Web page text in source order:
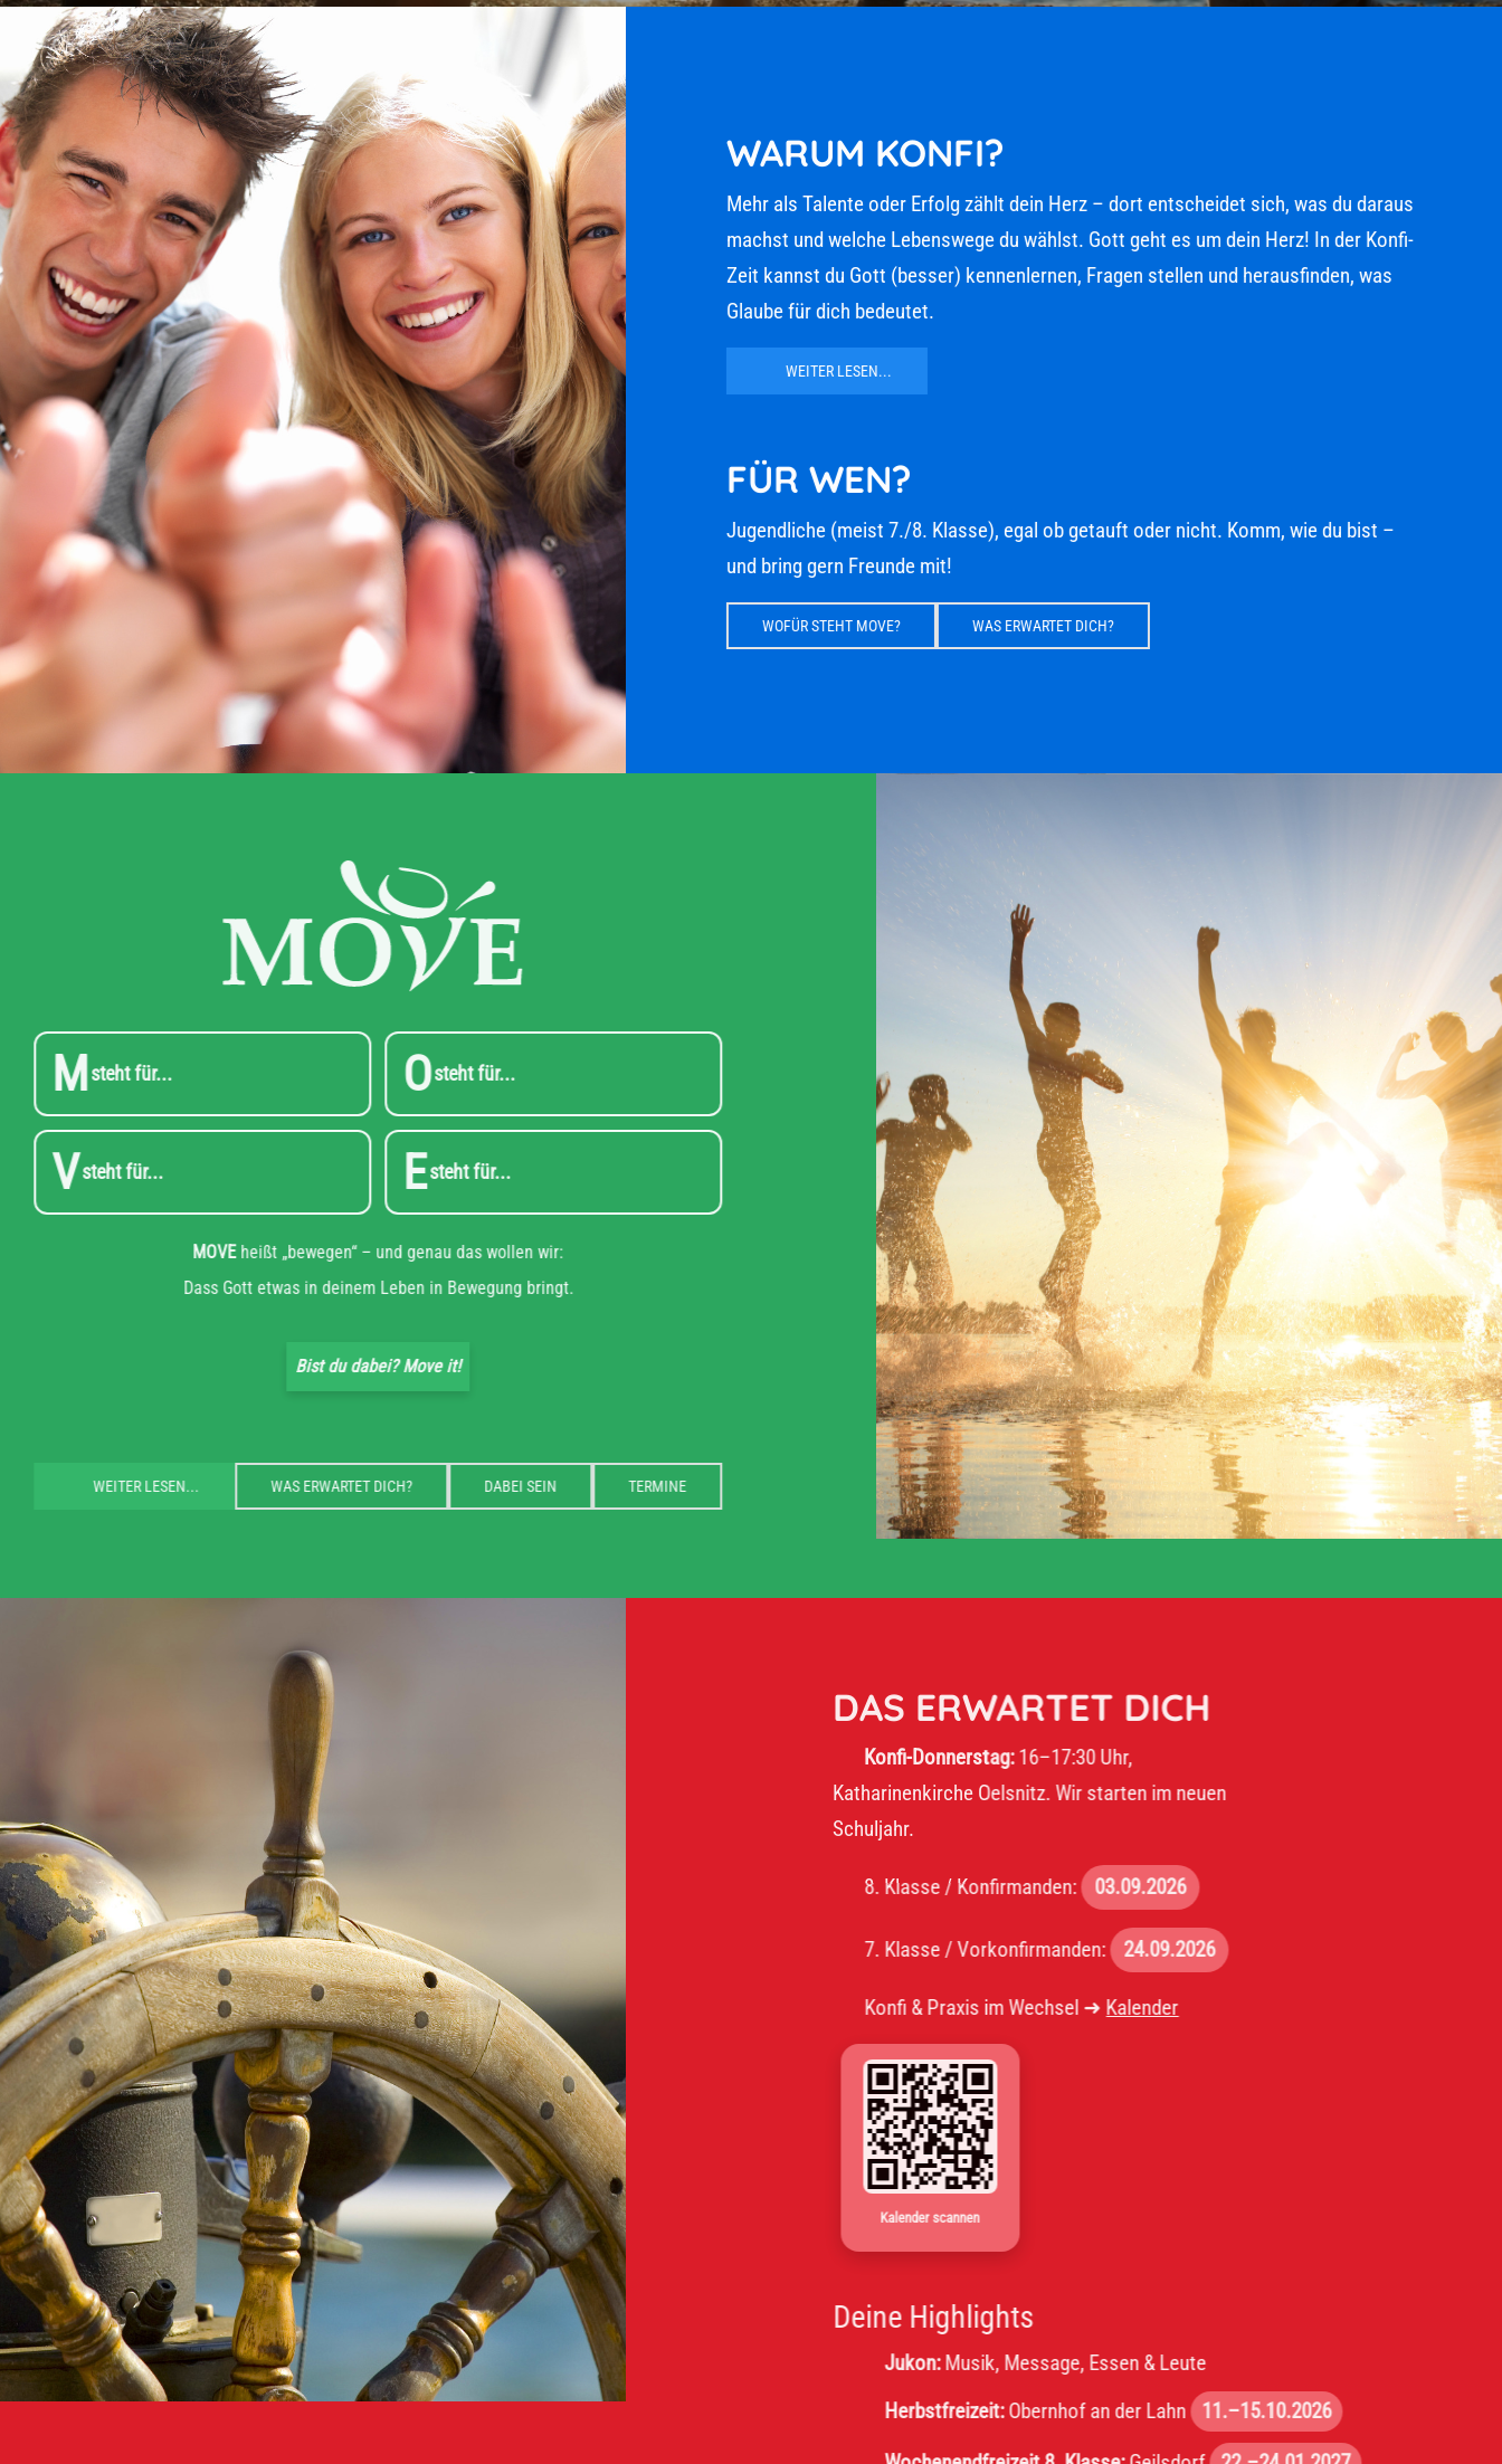
WARUM KONFI?
Mehr als Talente oder Erfolg zählt dein Herz – dort entscheidet sich, was du daraus
machst und welche Lebenswege du wählst. Gott geht es um dein Herz! In der Konfi-
Zeit kannst du Gott (besser) kennenlernen, Fragen stellen und herausfinden, was
Glaube für dich bedeutet.
WEITER LESEN...
FÜR WEN?
Jugendliche (meist 7./8. Klasse), egal ob getauft oder nicht. Komm, wie du bist –
und bring gern Freunde mit!
WOFÜR STEHT MOVE? WAS ERWARTET DICH?
Msteht für... Osteht für...
Vsteht für... Esteht für...
MOVEheißt „bewegen“ – und genau das wollen wir:
Dass Gott etwas in deinem Leben in Bewegung bringt.
Bist du dabei? Move it!
WEITER LESEN... WAS ERWARTET DICH? DABEI SEIN
DAS ERWARTET DICH
Konfi-Donnerstag:16–17:30 Uhr,
Katharinenkirche Oelsnitz. Wir starten im neuen
Schuljahr.
8. Klasse / Konfirmanden: 03.09.2026
7. Klasse / Vorkonfirmanden: 24.09.2026
Konfi & Praxis im Wechsel ➜Kalender
Kalender scannen
Deine Highlights
Musik, Message, Essen & Leute
Herbstfreizeit:Obernhof an der Lahn 11.–15.10.2026